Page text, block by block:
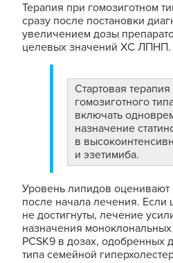
Терапия при гомозиготном
сразу после постановки
увеличением дозы
целевых значений ХС ЛПНП.
Стартовая терапия
гомозиготного
включать
назначение
в
и эзетимиба.
Уровень липидов оценивают
после начала лечения. Если
не достигнуты, лечение
назначения моноклональных
PCSK9 в дозах, одобренных
типа семейной